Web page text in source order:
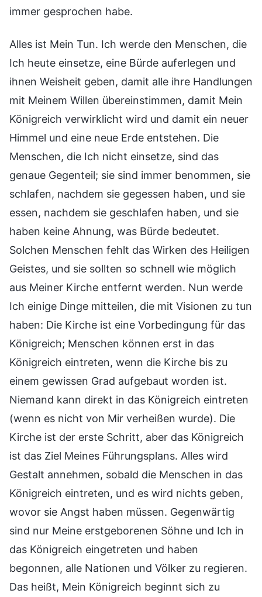
immer gesprochen habe.
Alles ist Mein Tun. Ich werde den Menschen, die
Ich heute einsetze, eine Bürde auferlegen und
ihnen Weisheit geben, damit alle ihre Handlungen
mit Meinem Willen übereinstimmen, damit Mein
Königreich verwirklicht wird und damit ein neuer
Himmel und eine neue Erde entstehen. Die
Menschen, die Ich nicht einsetze, sind das
genaue Gegenteil; sie sind immer benommen, sie
schlafen, nachdem sie gegessen haben, und sie
essen, nachdem sie geschlafen haben, und sie
haben keine Ahnung, was Bürde bedeutet.
Solchen Menschen fehlt das Wirken des Heiligen
Geistes, und sie sollten so schnell wie möglich
aus Meiner Kirche entfernt werden. Nun werde
Ich einige Dinge mitteilen, die mit Visionen zu tun
haben: Die Kirche ist eine Vorbedingung für das
Königreich; Menschen können erst in das
Königreich eintreten, wenn die Kirche bis zu
einem gewissen Grad aufgebaut worden ist.
Niemand kann direkt in das Königreich eintreten
(wenn es nicht von Mir verheißen wurde). Die
Kirche ist der erste Schritt, aber das Königreich
ist das Ziel Meines Führungsplans. Alles wird
Gestalt annehmen, sobald die Menschen in das
Königreich eintreten, und es wird nichts geben,
wovor sie Angst haben müssen. Gegenwärtig
sind nur Meine erstgeborenen Söhne und Ich in
das Königreich eingetreten und haben
begonnen, alle Nationen und Völker zu regieren.
Das heißt, Mein Königreich beginnt sich zu